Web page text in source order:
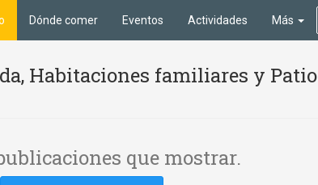
Dónde comer Eventos Actividades Más
Habitaciones familiares y Patio
que mostrar.